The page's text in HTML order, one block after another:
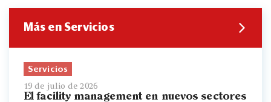
Más en Servicios
Servicios
19 de julio de 2026
El facility management en nuevos sectores